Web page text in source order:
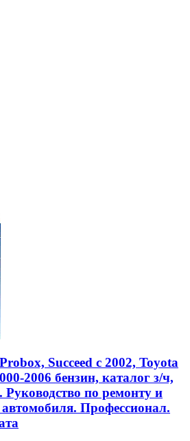
Succeed c 2002, Toyota
2006 бензин, каталог з/ч,
Руководство по ремонту и
Профессионал.